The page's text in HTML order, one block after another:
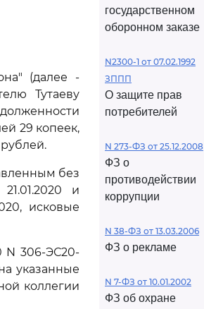
(далее -
Тутаеву
29 копеек,
без
и
исковые
N 306-ЭС20-
указанные
коллегии
государственном
оборонном заказе
N2300-1 от 07.02.1992
ЗППП
О защите прав
потребителей
N 273-ФЗ от 25.12.2008
ФЗ о
противодействии
коррупции
N 38-ФЗ от 13.03.2006
ФЗ о рекламе
N 7-ФЗ от 10.01.2002
ФЗ об охране